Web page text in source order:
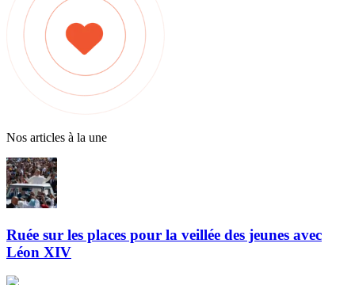
Nos articles à la une
Ruée sur les places pour la veillée des jeunes avec
Léon XIV